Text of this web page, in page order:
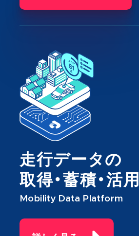
走行データの
取得・蓄積・活用
Mobility Data Platform